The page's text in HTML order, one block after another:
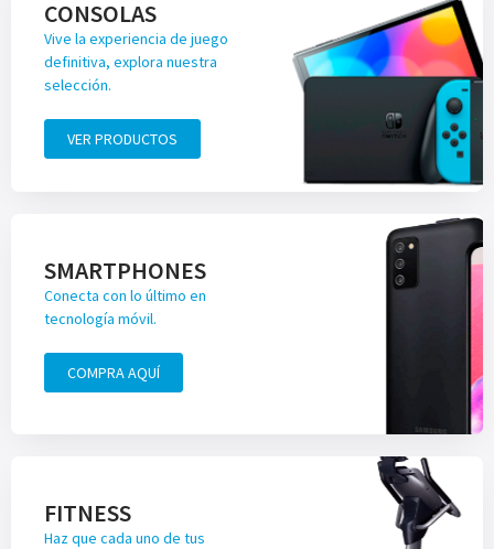
CONSOLAS
Vive la experiencia de juego
definitiva, explora nuestra
selección.
VER PRODUCTOS
SMARTPHONES
Conecta con lo último en
tecnología móvil.
COMPRA AQUÍ
FITNESS
Haz que cada uno de tus